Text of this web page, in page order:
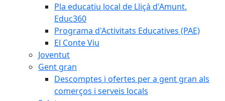
Pla educatiu local de Lliçà d'Amunt.
Educ360
Programa d'Activitats Educatives (PAE)
El Conte Viu
Joventut
Gent gran
Descomptes i ofertes per a gent gran als
comerços i serveis locals